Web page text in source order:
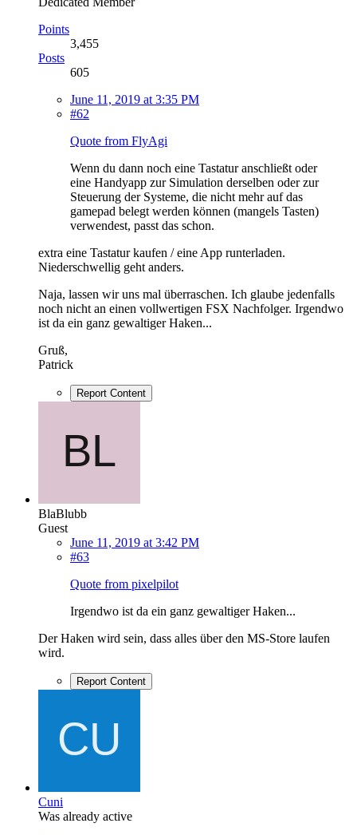
Points
3,455
Posts
605
June 11, 2019 at 3:35 PM
#62
Quote from FlyAgi
Wenn du dann noch eine Tastatur anschließt oder
eine Handyapp zur Simulation derselben oder zur
Steuerung der Systeme, die nicht mehr auf das
gamepad belegt werden können (mangels Tasten)
verwendest, passt das schon.
extra eine Tastatur kaufen / eine App runterladen.
Niederschwellig geht anders.
Naja, lassen wir uns mal überraschen. Ich glaube jedenfalls
noch nicht an einen vollwertigen FSX Nachfolger. Irgendwo
ist da ein ganz gewaltiger Haken...
Gruß,
Patrick
Report Content
BlaBlubb
Guest
June 11, 2019 at 3:42 PM
#63
Quote from pixelpilot
Irgendwo ist da ein ganz gewaltiger Haken...
Der Haken wird sein, dass alles über den MS-Store laufen
wird.
Report Content
Cuni
Was already active